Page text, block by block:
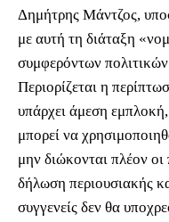
Δημήτρης Μάντζος,
με αυτή τη διάταξη
συμφερόντων
Περιορίζεται η
υπάρχει άμεση εμπλοκή,
μπορεί να
μην διώκονται πλέον οι
δήλωση περιουσιακής
συγγενείς δεν θα